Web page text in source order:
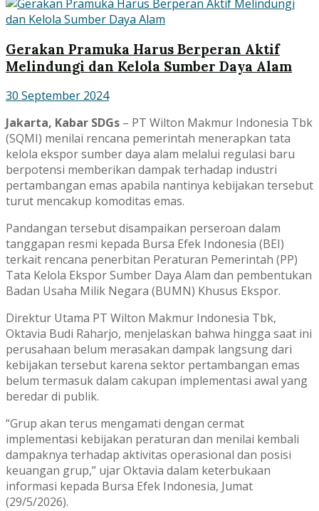
Gerakan Pramuka Harus Berperan Aktif
Melindungi dan Kelola Sumber Daya Alam
30 September 2024
Jakarta, Kabar SDGs – PT Wilton Makmur Indonesia Tbk
(SQMI) menilai rencana pemerintah menerapkan tata
kelola ekspor sumber daya alam melalui regulasi baru
berpotensi memberikan dampak terhadap industri
pertambangan emas apabila nantinya kebijakan tersebut
turut mencakup komoditas emas.
Pandangan tersebut disampaikan perseroan dalam
tanggapan resmi kepada Bursa Efek Indonesia (BEI)
terkait rencana penerbitan Peraturan Pemerintah (PP)
Tata Kelola Ekspor Sumber Daya Alam dan pembentukan
Badan Usaha Milik Negara (BUMN) Khusus Ekspor.
Direktur Utama PT Wilton Makmur Indonesia Tbk,
Oktavia Budi Raharjo, menjelaskan bahwa hingga saat ini
perusahaan belum merasakan dampak langsung dari
kebijakan tersebut karena sektor pertambangan emas
belum termasuk dalam cakupan implementasi awal yang
beredar di publik.
“Grup akan terus mengamati dengan cermat
implementasi kebijakan peraturan dan menilai kembali
dampaknya terhadap aktivitas operasional dan posisi
keuangan grup,” ujar Oktavia dalam keterbukaan
informasi kepada Bursa Efek Indonesia, Jumat
(29/5/2026).